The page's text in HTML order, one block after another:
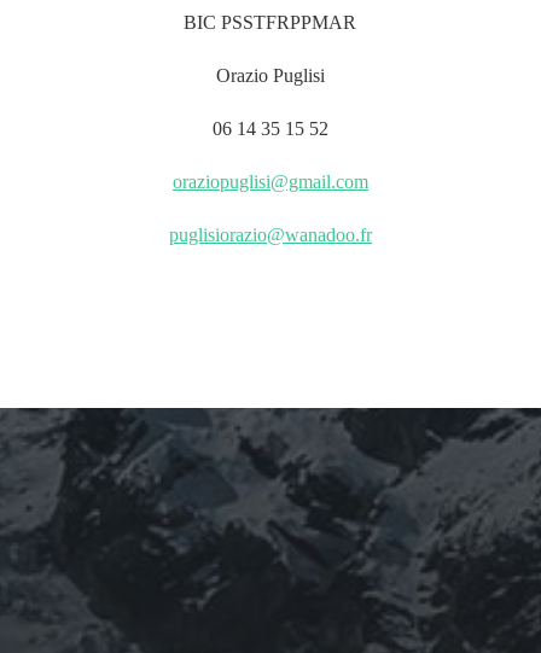
BIC PSSTFRPPMAR
Orazio Puglisi
06 14 35 15 52
oraziopuglisi@gmail.com
puglisiorazio@wanadoo.fr
ARCHIVES
mars 2026
février 2026
décembre 2025